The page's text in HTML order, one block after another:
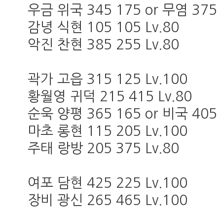
우금 위국 345 175 or 무염
감녕 식현 105 105 Lv.80
악진 찬현 385 255 Lv.80
곽가 고읍 315 125 Lv.100
황월영 귀덕 215 415 Lv.80
순욱 양평 365 165 or 비국
마초 롱현 115 205 Lv.100
주태 랑방 205 375 Lv.80
여포 담현 425 225 Lv.100
장비 광신 265 465 Lv.100